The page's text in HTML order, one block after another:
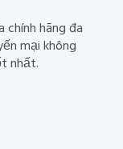
chính hãng đa
mại không
nhất.